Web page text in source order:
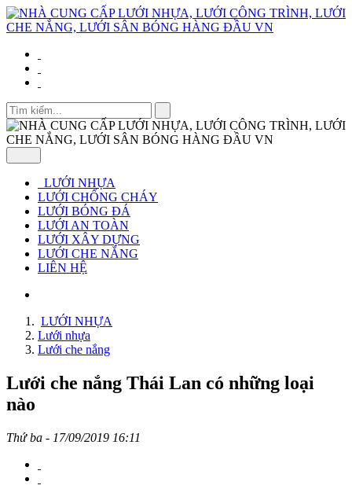
LƯỚI NHỰA
LƯỚI CHỐNG CHÁY
LƯỚI BÓNG ĐÁ
LƯỚI AN TOÀN
LƯỚI XÂY DỰNG
LƯỚI CHE NẮNG
LIÊN HỆ
LƯỚI NHỰA
Lưới nhựa
Lưới che nắng
Lưới che nắng Thái Lan có những loại
nào
Thứ ba - 17/09/2019 16:11